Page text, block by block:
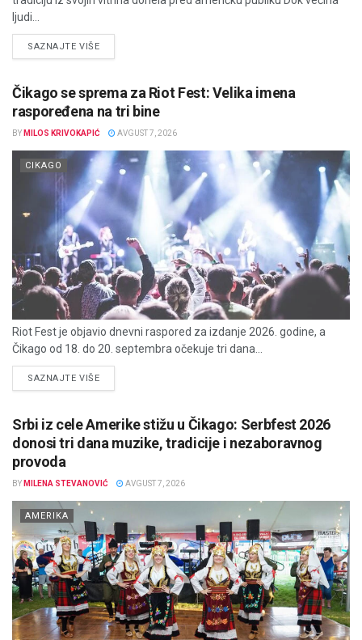
ljudi...
SAZNAJTE VIŠEDETAILS
Čikago se sprema za Riot Fest: Velika imena
raspoređena na tri bine
BY MILOS KRIVOKAPIĆ AVGUST 7, 2026
CIKAGO
Riot Fest je objavio dnevni raspored za izdanje 2026. godine, a
Čikago od 18. do 20. septembra očekuje tri dana...
SAZNAJTE VIŠEDETAILS
Srbi iz cele Amerike stižu u Čikago: Serbfest 2026
donosi tri dana muzike, tradicije i nezaboravnog
provoda
BY MILENA STEVANOVIĆ AVGUST 7, 2026
AMERIKA